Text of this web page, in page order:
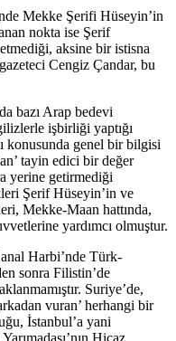
Mekke Şerifi Hüseyin’in
nokta ise Şerif
aksine bir istisna
Cengiz Çandar, bu
bazı Arap bedevi
işbirliği yaptığı
konusunda genel bir bilgisi
tayin edici bir değer
yerine getirmediği
Şerif Hüseyin’in ve
Mekke-Maan hattında,
yardımcı olmuştur.
Harbi’nde Türk-
sonra Filistin’de
Suriye’de,
vuran’ herhangi bir
İstanbul’a yani
Hicaz